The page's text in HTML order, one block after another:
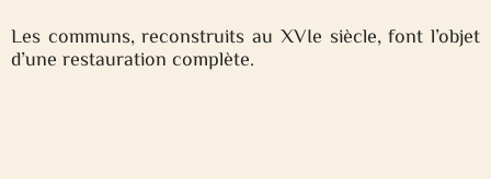
Les communs, reconstruits au XVIe siècle, font l’objet
d’une restauration complète.